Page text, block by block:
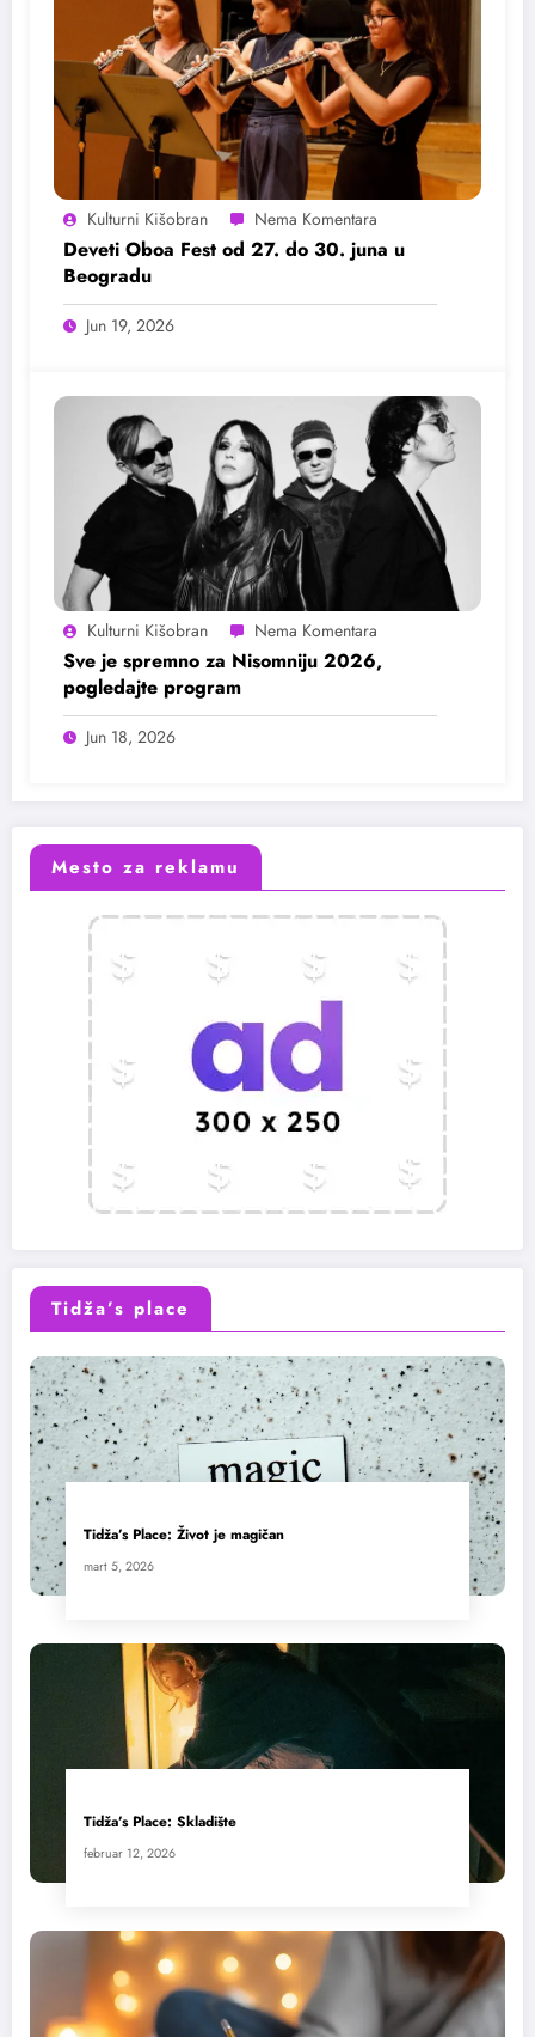
Kulturni Kišobran
Deveti Oboa Fest od 27. do 30. juna u
Beogradu
Jun 19, 2026
Kulturni Kišobran
Sve je spremno za Nisomniju 2026,
pogledajte program
Jun 18, 2026
Mesto za reklamu
Tidža’s place
Tidža’s Place: Život je magičan
mart 5, 2026
Tidža’s Place: Skladište
februar 12, 2026